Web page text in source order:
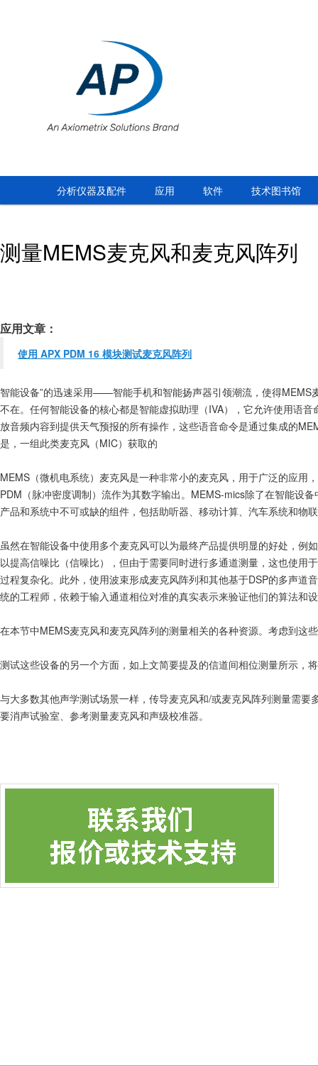
分析仪器及配件 应用 软件 技术图书馆
测量MEMS麦克风和麦克风阵列
应用文章：
使用 APX PDM 16 模块测试麦克风阵列
智能设备”的迅速采用——智能手机和智能扬声器引领潮流，使得MEMS
不在。任何智能设备的核心都是智能虚拟助理（IVA），它允许使用语
放音频内容到提供天气预报的所有操作，这些语音命令是通过集成的
是，一组此类麦克风（MIC）获取的
MEMS（微机电系统）麦克风是一种非常小的麦克风，用于广泛的应用
PDM（脉冲密度调制）流作为其数字输出。MEMS-mics除了在智能设
产品和系统中不可或缺的组件，包括助听器、移动计算、汽车系统和物
虽然在智能设备中使用多个麦克风可以为最终产品提供明显的好处，例
以提高信噪比（信噪比），但由于需要同时进行多通道测量，这也使用
过程复杂化。此外，使用波束形成麦克风阵列和其他基于DSP的多声道
统的工程师，依赖于输入通道相位对准的真实表示来验证他们的算法和
在本节中MEMS麦克风和麦克风阵列的测量相关的各种资源。考虑到这
测试这些设备的另一个方面，如上文简要提及的信道间相位测量所示，
与大多数其他声学测试场景一样，传导麦克风和/或麦克风阵列测量需
要消声试验室、参考测量麦克风和声级校准器。